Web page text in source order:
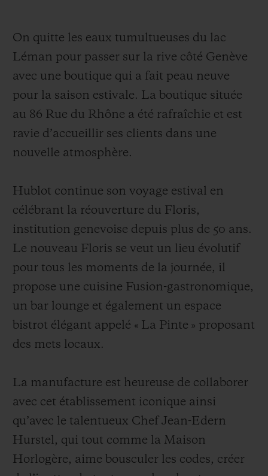
On quitte les eaux tumultueuses du lac
Léman pour passer sur la rive côté Genève
avec une boutique qui a fait peau neuve
pour la saison estivale. La boutique située
au 86 Rue du Rhône a été rafraîchie et est
ravie d’accueillir ses clients dans une
nouvelle atmosphère.
Hublot continue son voyage estival en
célébrant la réouverture du Floris,
institution genevoise depuis plus de 50 ans.
Le nouveau Floris se veut un lieu évolutif
pour tous les moments de la journée, il
propose une cuisine Fusion-gastronomique,
un bar lounge et également un espace
bistrot élégant appelé « La Pinte » proposant
des mets locaux.
La manufacture est heureuse de collaborer
avec cet établissement iconique ainsi
qu’avec le talentueux Chef Jean-Edern
Hurstel, qui tout comme la Maison
Horlogère, aime bousculer les codes, créer